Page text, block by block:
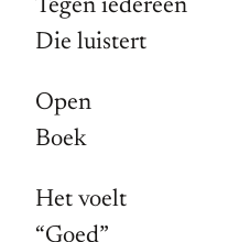
Tegen iedereen
Die luistert
Open
Boek
Het voelt
“Goed”